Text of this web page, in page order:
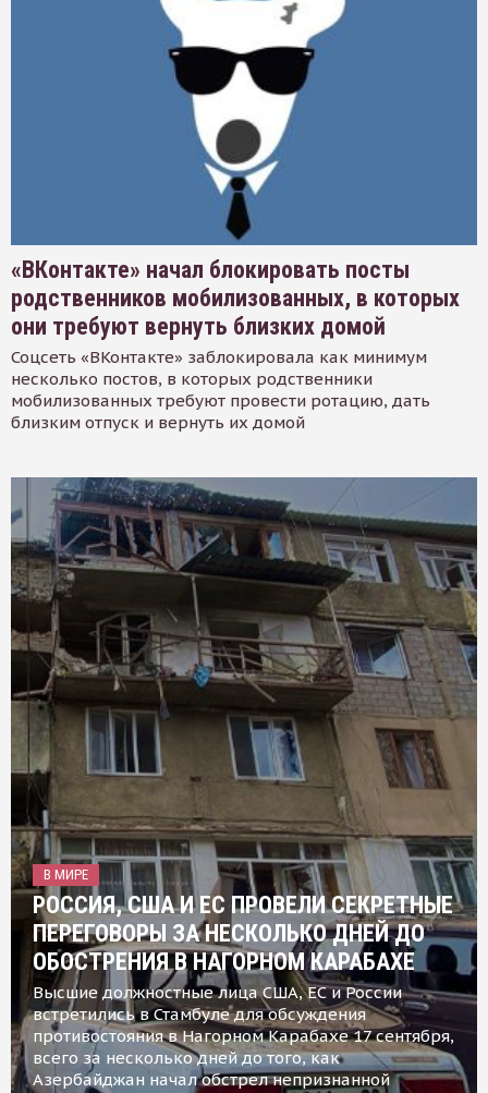
«ВКонтакте» начал блокировать посты
родственников мобилизованных, в которых
они требуют вернуть близких домой
Соцсеть «ВКонтакте» заблокировала как минимум
несколько постов, в которых родственники
мобилизованных требуют провести ротацию, дать
близким отпуск и вернуть их домой
В МИРЕ
РОССИЯ, США И ЕС ПРОВЕЛИ СЕКРЕТНЫЕ
ПЕРЕГОВОРЫ ЗА НЕСКОЛЬКО ДНЕЙ ДО
ОБОСТРЕНИЯ В НАГОРНОМ КАРАБАХЕ
Высшие должностные лица США, ЕС и России
встретились в Стамбуле для обсуждения
противостояния в Нагорном Карабахе 17 сентября,
всего за несколько дней до того, как
Азербайджан начал обстрел непризнанной